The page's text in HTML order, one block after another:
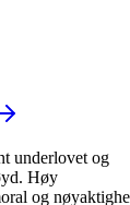
underlovet og
Høy
og